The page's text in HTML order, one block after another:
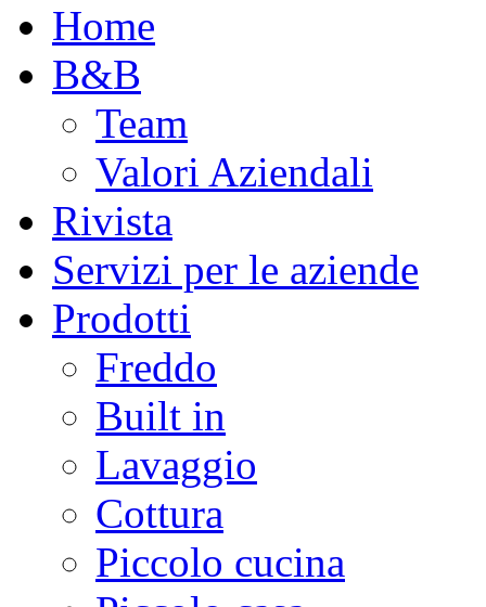
Home
B&B
Team
Valori Aziendali
Rivista
Servizi per le aziende
Prodotti
Freddo
Built in
Lavaggio
Cottura
Piccolo cucina